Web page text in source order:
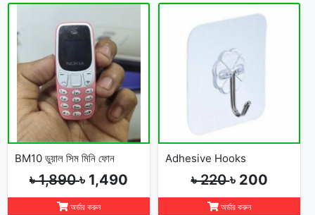
BM10 ডুয়াল সিম মিনি ফোন
৳ 1,890৳ 1,490
অর্ডার করুন
Adhesive Hooks
৳ 220৳ 200
অর্ডার করুন